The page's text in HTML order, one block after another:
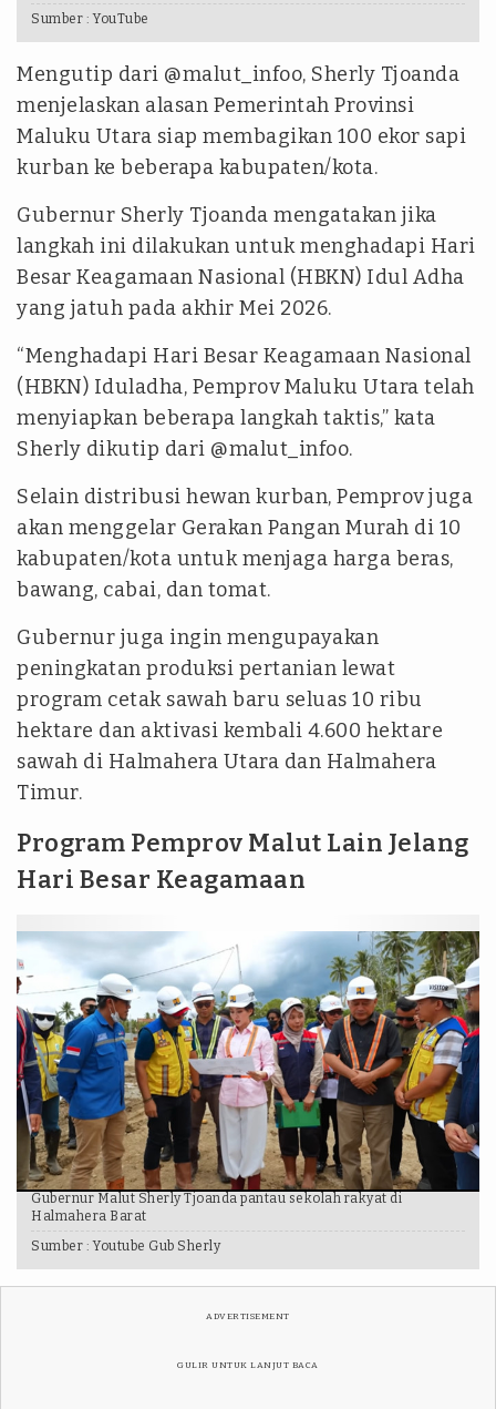
Sumber : YouTube
Mengutip dari @malut_infoo, Sherly Tjoanda
menjelaskan alasan Pemerintah Provinsi
Maluku Utara siap membagikan 100 ekor sapi
kurban ke beberapa kabupaten/kota.
Gubernur Sherly Tjoanda mengatakan jika
langkah ini dilakukan untuk menghadapi Hari
Besar Keagamaan Nasional (HBKN) Idul Adha
yang jatuh pada akhir Mei 2026.
“Menghadapi Hari Besar Keagamaan Nasional
(HBKN) Iduladha, Pemprov Maluku Utara telah
menyiapkan beberapa langkah taktis,” kata
Sherly dikutip dari @malut_infoo.
Selain distribusi hewan kurban, Pemprov juga
akan menggelar Gerakan Pangan Murah di 10
kabupaten/kota untuk menjaga harga beras,
bawang, cabai, dan tomat.
Gubernur juga ingin mengupayakan
peningkatan produksi pertanian lewat
program cetak sawah baru seluas 10 ribu
hektare dan aktivasi kembali 4.600 hektare
sawah di Halmahera Utara dan Halmahera
Timur.
Program Pemprov Malut Lain Jelang
Hari Besar Keagamaan
Gubernur Malut Sherly Tjoanda pantau sekolah rakyat di
Halmahera Barat
Sumber : Youtube Gub Sherly
ADVERTISEMENT
GULIR UNTUK LANJUT BACA